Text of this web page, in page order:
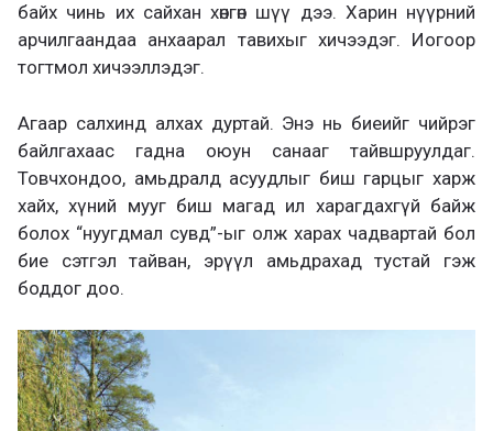
байх чинь их сайхан хөнгөн шүү дээ. Харин нүүрний
арчилгаандаа анхаарал тавихыг хичээдэг. Иогоор
тогтмол хичээллэдэг.
Агаар салхинд алхах дуртай. Энэ нь биеийг чийрэг
байлгахаас гадна оюун санааг тайвшруулдаг.
Товчхондоо, амьдралд асуудлыг биш гарцыг харж
хайх, хүний мууг биш магад ил харагдахгүй байж
болох “нуугдмал сувд”-ыг олж харах чадвартай бол
бие сэтгэл тайван, эрүүл амьдрахад тустай гэж
боддог доо.